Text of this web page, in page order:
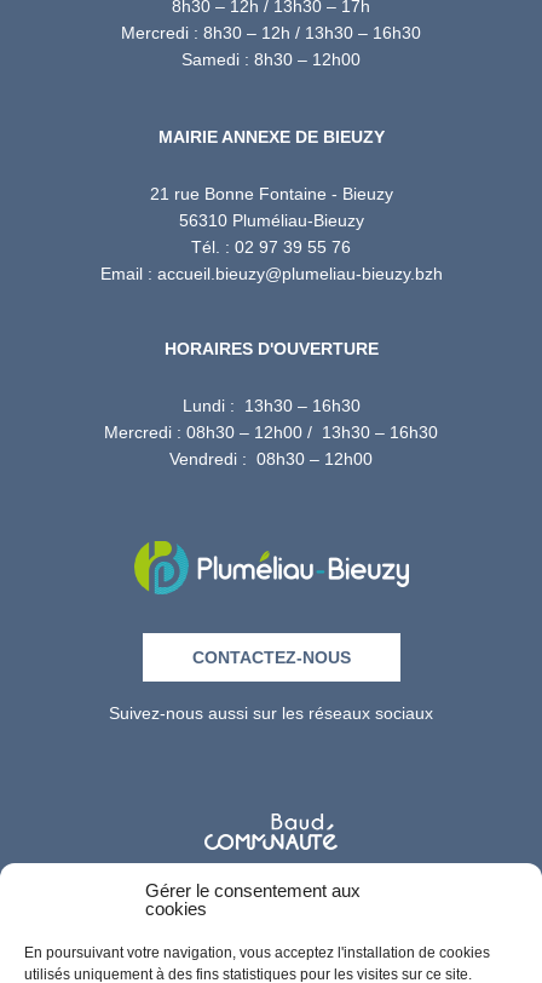
Gérer le consentement aux
cookies
En poursuivant votre navigation, vous acceptez l'installation de cookies
utilisés uniquement à des fins statistiques pour les visites sur ce site.
8h30 – 12h / 13h30 – 17h
Mercredi : 8h30 – 12h / 13h30 – 16h30
Samedi : 8h30 – 12h00
MAIRIE ANNEXE DE BIEUZY
21 rue Bonne Fontaine - Bieuzy
56310 Pluméliau-Bieuzy
Tél. : 02 97 39 55 76
Email : accueil.bieuzy@plumeliau-bieuzy.bzh
HORAIRES D'OUVERTURE
Lundi : 13h30 – 16h30
Mercredi : 08h30 – 12h00 / 13h30 – 16h30
Vendredi : 08h30 – 12h00
CONTACTEZ-NOUS
Suivez-nous aussi sur les réseaux sociaux